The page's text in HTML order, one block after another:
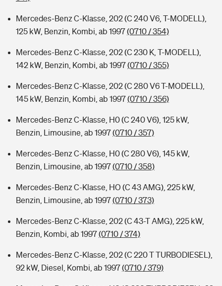
Mercedes-Benz C-Klasse, 202 (C 240 V6, T-MODELL),
125 kW, Benzin, Kombi, ab 1997(0710 / 354)
Mercedes-Benz C-Klasse, 202 (C 230 K, T-MODELL),
142 kW, Benzin, Kombi, ab 1997(0710 / 355)
Mercedes-Benz C-Klasse, 202 (C 280 V6 T-MODELL),
145 kW, Benzin, Kombi, ab 1997(0710 / 356)
Mercedes-Benz C-Klasse, H0 (C 240 V6), 125 kW,
Benzin, Limousine, ab 1997(0710 / 357)
Mercedes-Benz C-Klasse, H0 (C 280 V6), 145 kW,
Benzin, Limousine, ab 1997(0710 / 358)
Mercedes-Benz C-Klasse, HO (C 43 AMG), 225 kW,
Benzin, Limousine, ab 1997(0710 / 373)
Mercedes-Benz C-Klasse, 202 (C 43-T AMG), 225 kW,
Benzin, Kombi, ab 1997(0710 / 374)
Mercedes-Benz C-Klasse, 202 (C 220 T TURBODIESEL),
92 kW, Diesel, Kombi, ab 1997(0710 / 379)